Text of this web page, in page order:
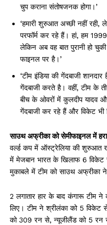
चुप कराना संतोषजनक होगा।’
‘हमारी शुरुआत अच्छी नहीं
परफॉर्म कर रहे हैं। हां, हम
लेकिन अब वह बात पुरानी हो
फाइनल पर है।’
‘टीम इंडिया की गेंदबाजी
गेंदबाजी करते है। वहीं, टीम के
बीच के ओवरों में कुलदीप यादव
गेंदबाजी कर रहे हैं और विकेट भी
साउथ अफ्रीका को सेमीफाइनल में
वर्ल्ड कप में ऑस्ट्रेलिया की शुरुआत
में मेजबान भारत के खिलाफ 6 विकेट
मुकाबले में टीम को साउथ अफ्रीका ने
2 लगातार हार के बाद कंगारू
लिए। टीम ने श्रीलंका को 5 विकेट
को 309 रन से, न्यूजीलैंड को 5 रन